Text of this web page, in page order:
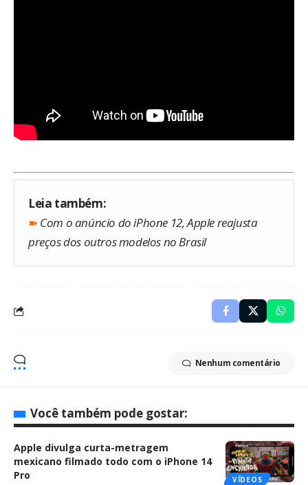
Leia também:
➽ Com o anúncio do iPhone 12, Apple reajusta
preços dos outros modelos no Brasil
Nenhum comentário
Você também pode gostar:
VÍDEOS
Apple divulga curta-metragem
mexicano filmado todo com o iPhone 14
Pro